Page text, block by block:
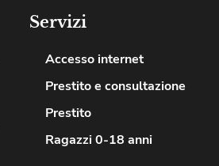
Servizi
Accesso internet
Prestito e consultazione
Prestito
Ragazzi 0-18 anni